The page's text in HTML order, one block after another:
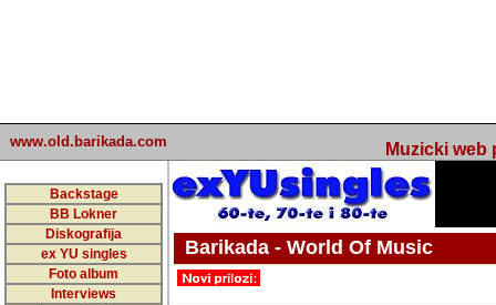
www.old.barikada.com Muzicki web
Backstage
BB Lokner
Diskografija
ex YU singles
Foto album
Interviews
Barikada - World Of Music